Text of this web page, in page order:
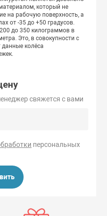
который не
на рабочую поверхность, а
от -35 до +50 градусов.
до 350 килограммов в
Это, в совокупности с
колёса
свяжется с вами
персональных